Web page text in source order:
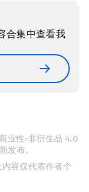
合集中查看我
业性-非衍生品 4.0
发布。
容仅代表作者个